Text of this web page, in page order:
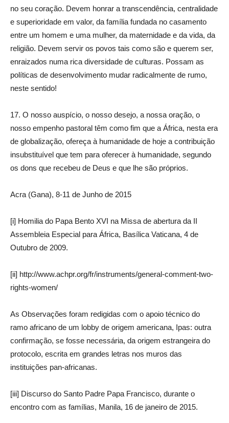
no seu coração. Devem honrar a transcendência, centralidade
e superioridade em valor, da família fundada no casamento
entre um homem e uma mulher, da maternidade e da vida, da
religião. Devem servir os povos tais como são e querem ser,
enraizados numa rica diversidade de culturas. Possam as
políticas de desenvolvimento mudar radicalmente de rumo,
neste sentido!
17. O nosso auspício, o nosso desejo, a nossa oração, o
nosso empenho pastoral têm como fim que a África, nesta era
de globalização, ofereça à humanidade de hoje a contribuição
insubstituível que tem para oferecer à humanidade, segundo
os dons que recebeu de Deus e que lhe são próprios.
Acra (Gana), 8-11 de Junho de 2015
[i] Homilia do Papa Bento XVI na Missa de abertura da II
Assembleia Especial para África, Basílica Vaticana, 4 de
Outubro de 2009.
[ii] http://www.achpr.org/fr/instruments/general-comment-two-
rights-women/
As Observações foram redigidas com o apoio técnico do
ramo africano de um lobby de origem americana, Ipas: outra
confirmação, se fosse necessária, da origem estrangeira do
protocolo, escrita em grandes letras nos muros das
instituições pan-africanas.
[iii] Discurso do Santo Padre Papa Francisco, durante o
encontro com as famílias, Manila, 16 de janeiro de 2015.